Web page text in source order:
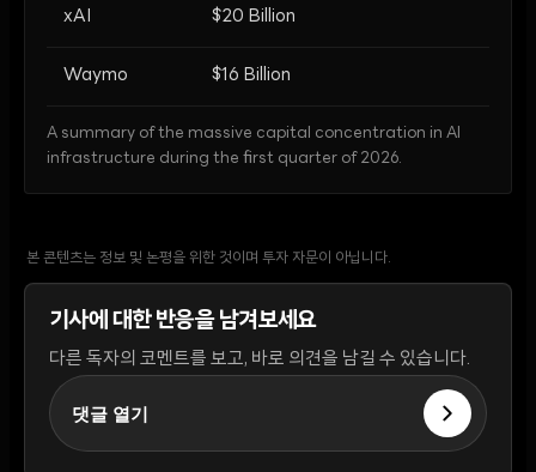
xAI $20 Billion
Waymo $16 Billion
A summary of the massive capital concentration in AI
infrastructure during the first quarter of 2026.
본 콘텐츠는 정보 및 논평을 위한 것이며 투자 자문이 아닙니다.
기사에 대한 반응을 남겨보세요
다른 독자의 코멘트를 보고, 바로 의견을 남길 수 있습니다.
댓글 열기